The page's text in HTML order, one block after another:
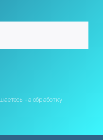
на обработку